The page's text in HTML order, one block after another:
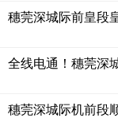
穗莞深城际前皇段
全线电通！穗莞深
穗莞深城际机前段